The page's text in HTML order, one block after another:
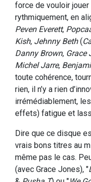
force de vouloir
rythmiquement, en
Peven Everett,
Kish, Jehnny Beth(
Danny Brown, Grace
Michel Jarre,
toute cohérence,
rien, il n’y a rien
irrémédiablement,
effets) fatigue et
Dire que ce disque
vrais bons titres au
même pas le cas.
(avec Grace Jones), "